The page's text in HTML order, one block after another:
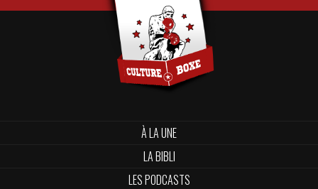
À LA UNE
LA BIBLI
LES PODCASTS